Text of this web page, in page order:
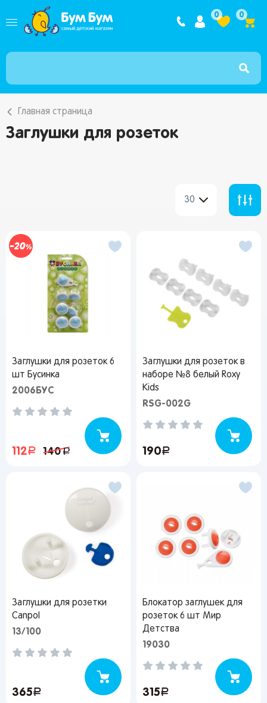
Интернет
0 0
Главная страница
Заглушки для розеток
30
20
Заглушки для розеток 6
шт Бусинка
2006БУС
112руб. 140руб.
Заглушки для розеток в
наборе №8 белый Roxy
Kids
RSG-002G
190руб.
Заглушки для розетки
Canpol
13/100
365руб.
Блокатор заглушек для
розеток 6 шт Мир
Детства
19030
315руб.